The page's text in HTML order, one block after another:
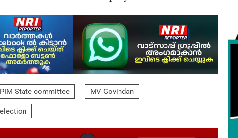
State committee MV Govindan